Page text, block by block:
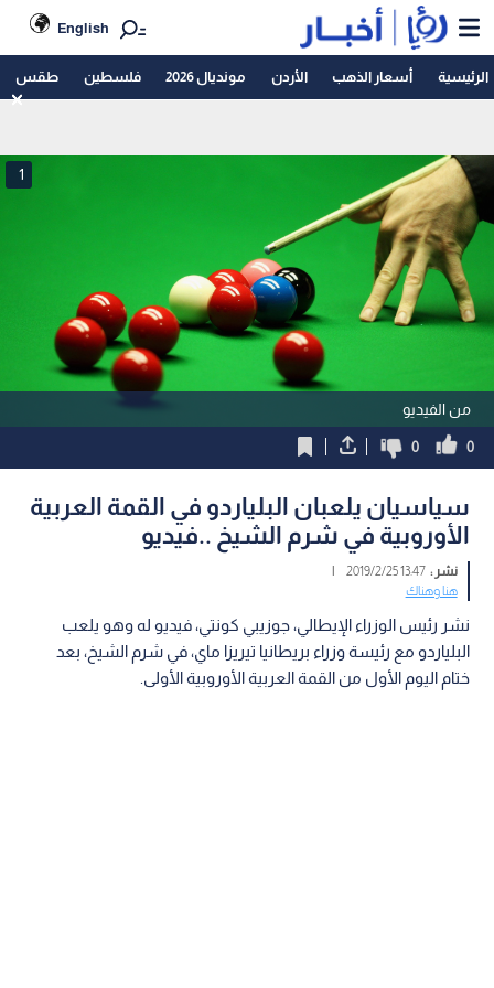
English
الرئيسية أسعار الذهب الأردن مونديال 2026 فلسطين طقس
من الفيديو
1
0
0
سياسيان يلعبان البلياردو في القمة العربية
الأوروبية في شرم الشيخ ..فيديو
نشر :13:47 2019/2/25
|
هنا وهناك
نشر رئيس الوزراء الإيطالي، جوزيبي كونتي، فيديو له وهو يلعب
البلياردو مع رئيسة وزراء بريطانيا تيريزا ماي، في شرم الشيخ، بعد
ختام اليوم الأول من القمة العربية الأوروبية الأولى.